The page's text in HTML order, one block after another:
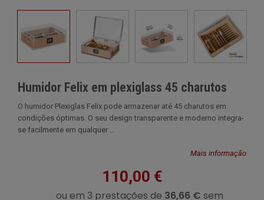
Humidor Felix em plexiglass 45 charutos
O humidor Plexiglas Felix pode armazenar até 45 charutos em
condições óptimas. O seu design transparente e moderno integra-
se facilmente em qualquer ...
Mais informação
110,00 €